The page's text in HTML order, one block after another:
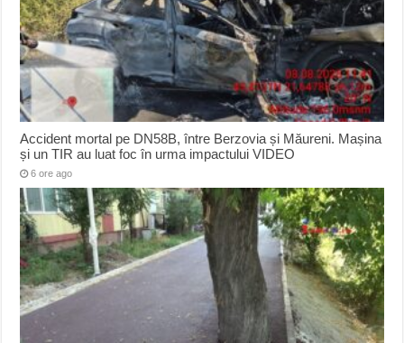
Accident mortal pe DN58B, între Berzovia și Măureni. Mașina
și un TIR au luat foc în urma impactului VIDEO
6 ore ago